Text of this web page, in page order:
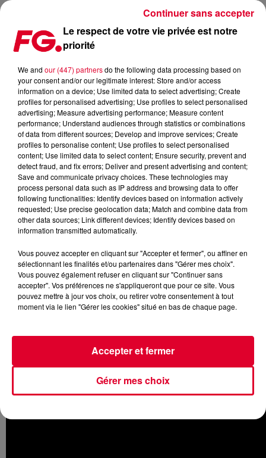
DAVID GUETTA & MARTIN SOLVEIG : UN CLIP POUR THING FOR
Publié : 2 septembre 2019 à 5h54 par Antony Harari
eux, et sans doute le plus remarqué, il y aThing For Youen
collaboration avec un autre grand DJ français
Solveig
. Et si l'on reparle de ce titre aujourd'hui, c'est suite à
la sortie du nouveau clip de Thing For You
plus de savourer cette track très réussie...
Le respect de votre vie privée est notre
priorité
We and our (447) partnersdo the following data processing based on
your consent and/or our legitimate interest: Store and/or access
information on a device; Use limited data to select advertising; Create
profiles for personalised advertising; Use profiles to select personalised
advertising; Measure advertising performance; Measure content
performance; Understand audiences through statistics or combinations
of data from different sources; Develop and improve services; Create
profiles to personalise content; Use profiles to select personalised
content; Use limited data to select content; Ensure security, prevent and
detect fraud, and fix errors; Deliver and present advertising and content;
Save and communicate privacy choices. These technologies may
process personal data such as IP address and browsing data to offer
following functionalities: Identify devices based on information actively
requested; Use precise geolocation data; Match and combine data from
other data sources; Link different devices; Identify devices based on
information transmitted automatically.
Vous pouvez accepter en cliquant sur "Accepter et fermer", ou affiner en
sélectionnant les finalités et/ou partenaires dans "Gérer mes choix".
Vous pouvez également refuser en cliquant sur "Continuer sans
accepter". Vos préférences ne s'appliqueront que pour ce site. Vous
pouvez mettre à jour vos choix, ou retirer votre consentement à tout
moment via le lien "Gérer les cookies" situé en bas de chaque page.
Gérer mes choix
Accepter et fermer
Continuer sans accepter